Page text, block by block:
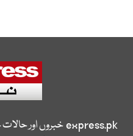
express.pkخبروں اور